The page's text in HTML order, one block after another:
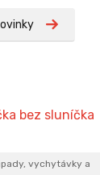
vychytávky a